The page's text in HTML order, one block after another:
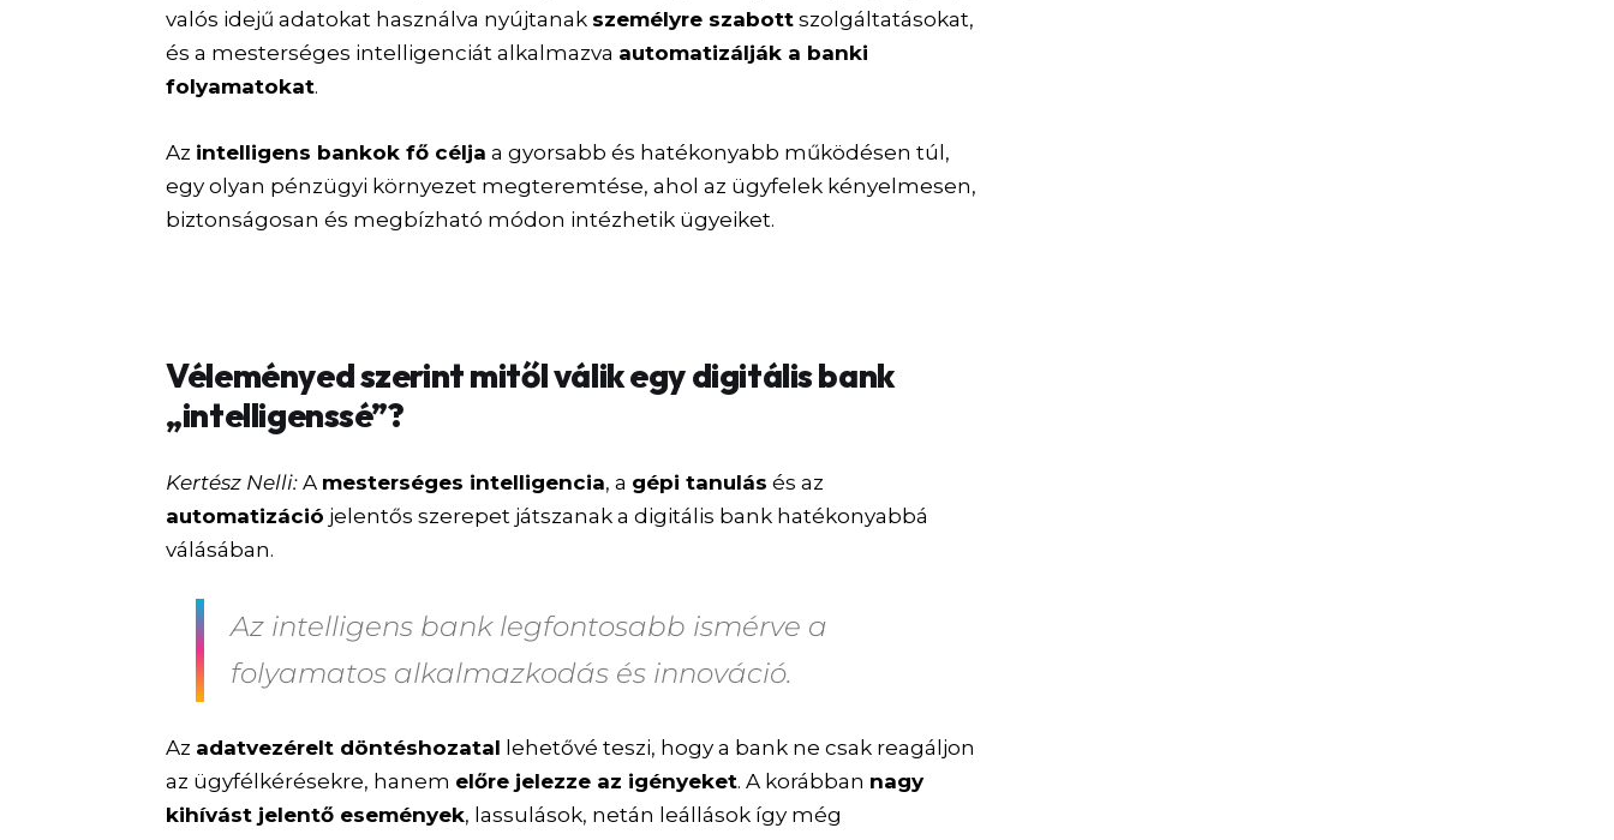
valós idejű adatokat használva nyújtanak személyre szabott szolgáltatásokat,
és a mesterséges intelligenciát alkalmazva automatizálják a banki
folyamatokat.
Az intelligens bankok fő célja a gyorsabb és hatékonyabb működésen túl,
egy olyan pénzügyi környezet megteremtése, ahol az ügyfelek kényelmesen,
biztonságosan és megbízható módon intézhetik ügyeiket.
Véleményed szerint mitől válik egy digitális bank
„intelligenssé”?
Kertész Nelli: A mesterséges intelligencia, a gépi tanulás és az
automatizáció jelentős szerepet játszanak a digitális bank hatékonyabbá
válásában.
Az intelligens bank legfontosabb ismérve a
folyamatos alkalmazkodás és innováció.
Az adatvezérelt döntéshozatal lehetővé teszi, hogy a bank ne csak reagáljon
az ügyfélkérésekre, hanem előre jelezze az igényeket. A korábban nagy
kihívást jelentő események, lassulások, netán leállások így még